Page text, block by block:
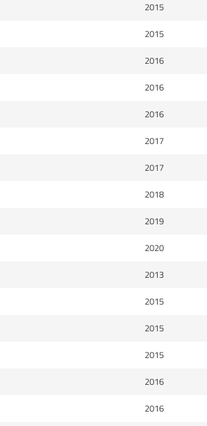
2015
2015
2016
2016
2016
2017
2017
2018
2019
2020
2013
2015
2015
2015
2016
2016